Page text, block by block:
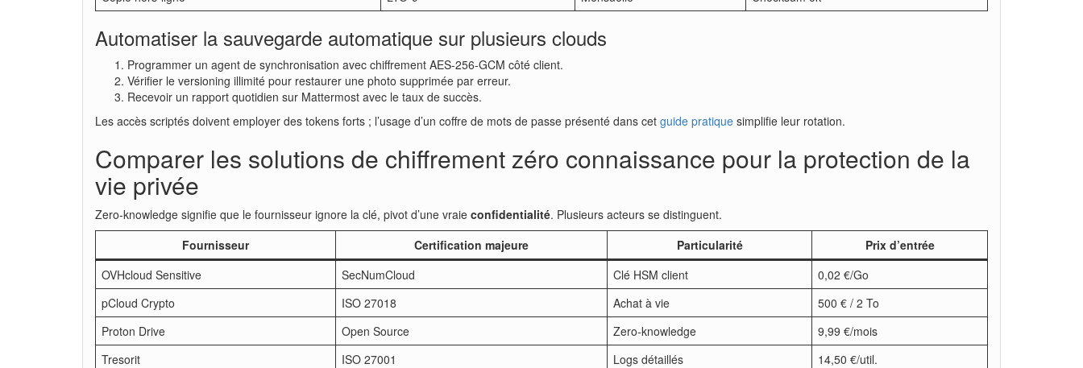
Automatiser la sauvegarde automatique sur plusieurs clouds
Programmer un agent de synchronisation avec chiffrement AES-256-GCM côté client.
Vérifier le versioning illimité pour restaurer une photo supprimée par erreur.
Recevoir un rapport quotidien sur Mattermost avec le taux de succès.
Les accès scriptés doivent employer des tokens forts ; l’usage d’un coffre de mots de passe présenté dans cet guide pratique simplifie leur rotation.
Comparer les solutions de chiffrement zéro connaissance pour la protection de la
vie privée
Zero-knowledge signifie que le fournisseur ignore la clé, pivot d’une vraie confidentialité. Plusieurs acteurs se distinguent.
Fournisseur
Certification majeure Particularité
Prix d’entrée
OVHcloud Sensitive
SecNumCloud Clé HSM client
0,02 €/Go
pCloud Crypto
ISO 27018 Achat à vie
500 € / 2 To
Proton Drive
Open Source Zero-knowledge
9,99 €/mois
Tresorit
ISO 27001 Logs détaillés 14,50 €/util.